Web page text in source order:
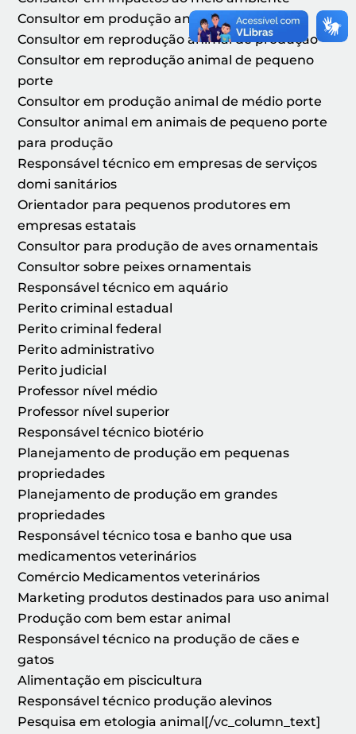
Consultor em produção animal
Consultor em reprodução animal de produção
Consultor em reprodução animal de pequeno
porte
Consultor em produção animal de médio porte
Consultor animal em animais de pequeno porte
para produção
Responsável técnico em empresas de serviços
domi sanitários
Orientador para pequenos produtores em
empresas estatais
Consultor para produção de aves ornamentais
Consultor sobre peixes ornamentais
Responsável técnico em aquário
Perito criminal estadual
Perito criminal federal
Perito administrativo
Perito judicial
Professor nível médio
Professor nível superior
Responsável técnico biotério
Planejamento de produção em pequenas
propriedades
Planejamento de produção em grandes
propriedades
Responsável técnico tosa e banho que usa
medicamentos veterinários
Comércio Medicamentos veterinários
Marketing produtos destinados para uso animal
Produção com bem estar animal
Responsável técnico na produção de cães e
gatos
Alimentação em piscicultura
Responsável técnico produção alevinos
Pesquisa em etologia animal[/vc_column_text]